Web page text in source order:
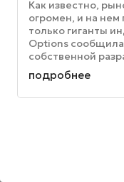
Как известно,
огромен, и на
только гиганты
Options
собственной
оборудован
подробнее